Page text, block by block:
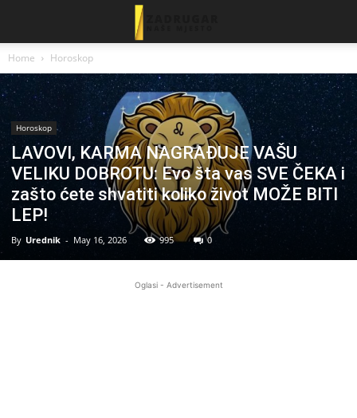
Home Horoskop
Horoskop
LAVOVI, KARMA NAGRAĐUJE VAŠU
VELIKU DOBROTU: Evo šta vas SVE ČEKA i
zašto ćete shvatiti koliko život MOŽE BITI
LEP!
By Urednik - May 16, 2026 995 0
Oglasi - Advertisement